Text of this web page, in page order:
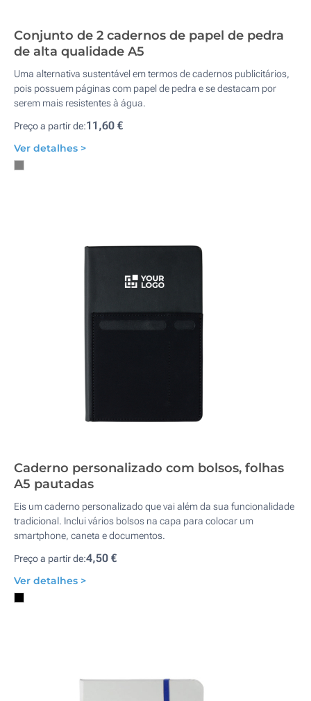
Conjunto de 2 cadernos de papel de pedra
de alta qualidade A5
Uma alternativa sustentável em termos de cadernos publicitários,
pois possuem páginas com papel de pedra e se destacam por
serem mais resistentes à água.
Preço a partir de:11,60 €
Ver detalhes >
Caderno personalizado com bolsos, folhas
A5 pautadas
Eis um caderno personalizado que vai além da sua funcionalidade
tradicional. Inclui vários bolsos na capa para colocar um
smartphone, caneta e documentos.
Preço a partir de:4,50 €
Ver detalhes >